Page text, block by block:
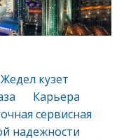
кузет
Карьера
сервисная
надежности